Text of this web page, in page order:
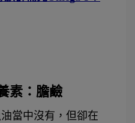
素：膽鹼
當中沒有，但卻在